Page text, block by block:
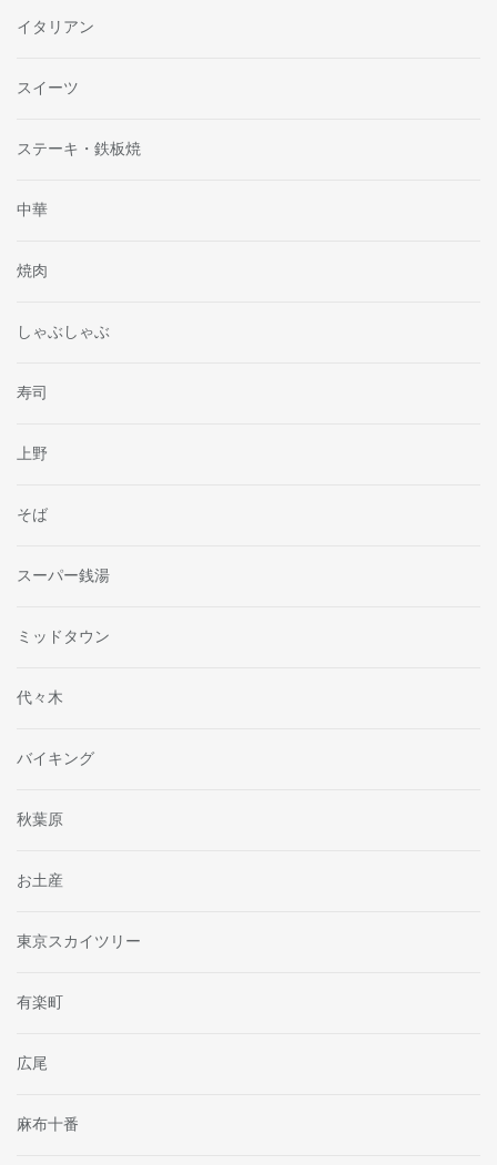
イタリアン
スイーツ
ステーキ・鉄板焼
中華
焼肉
しゃぶしゃぶ
寿司
上野
そば
スーパー銭湯
ミッドタウン
代々木
バイキング
秋葉原
お土産
東京スカイツリー
有楽町
広尾
麻布十番